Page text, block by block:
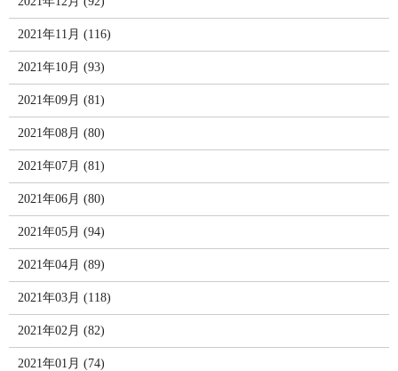
2021年11月 (116)
2021年10月 (93)
2021年09月 (81)
2021年08月 (80)
2021年07月 (81)
2021年06月 (80)
2021年05月 (94)
2021年04月 (89)
2021年03月 (118)
2021年02月 (82)
2021年01月 (74)